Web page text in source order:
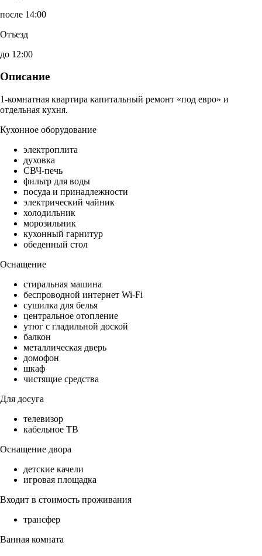
после 14:00
Отъезд
до 12:00
Описание
1-комнатная квартира капитальный ремонт «под евро» и
отдельная кухня.
Кухонное оборудование
электроплита
духовка
СВЧ-печь
фильтр для воды
посуда и принадлежности
электрический чайник
холодильник
морозильник
кухонный гарнитур
обеденный стол
Оснащение
стиральная машина
беспроводной интернет Wi-Fi
сушилка для белья
центральное отопление
утюг с гладильной доской
балкон
металлическая дверь
домофон
шкаф
чистящие средства
Для досуга
телевизор
кабельное ТВ
Оснащение двора
детские качели
игровая площадка
Входит в стоимость проживания
трансфер
Ванная комната